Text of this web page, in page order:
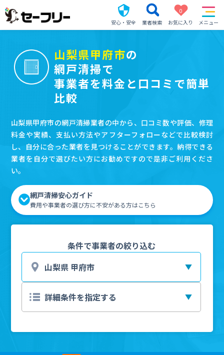
安心・安全 業者検索
0
お気に入り
メニュー
山梨県甲府市の
網戸清掃で
事業者を料金と口コミで簡単
比較
山梨県甲府市の網戸清掃業者の中から、口コミ数や評価、修理
料金や実績、支払い方法やアフターフォローなどで比較検討
し、自分に合った業者を見つけることができます。納得できる
業者を自分で選びたい方にお勧めですので是非ご利用くださ
い。
網戸清掃安心ガイド
費用や事業者の選び方に不安がある方はこちら
条件で事業者の絞り込む